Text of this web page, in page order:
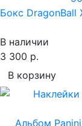
Бокс
В наличии
3 300 р.
В корзину
Альбом